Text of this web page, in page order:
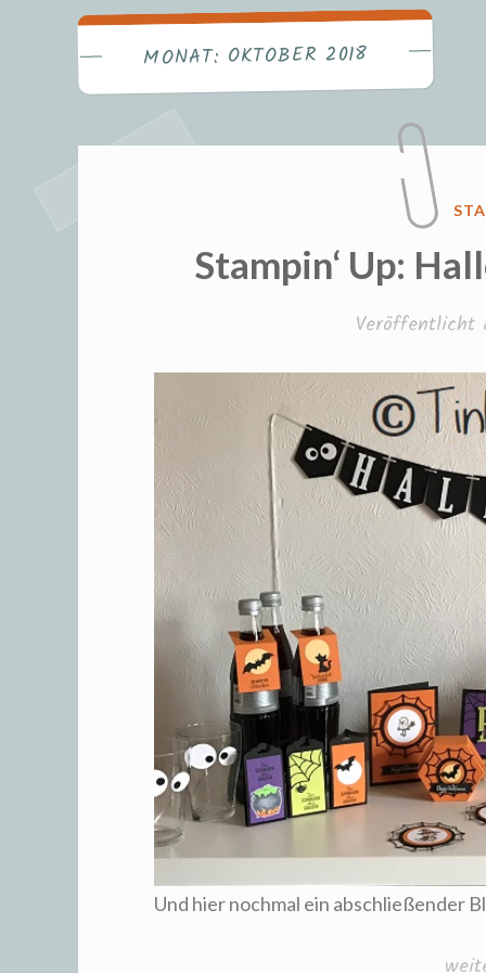
MONAT: OKTOBER 2018
Stampin‘ Up:
Veröffentlicht
Und hier nochmal ein abschließender